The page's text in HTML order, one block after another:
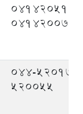
041420510,
041420075
044-
520055